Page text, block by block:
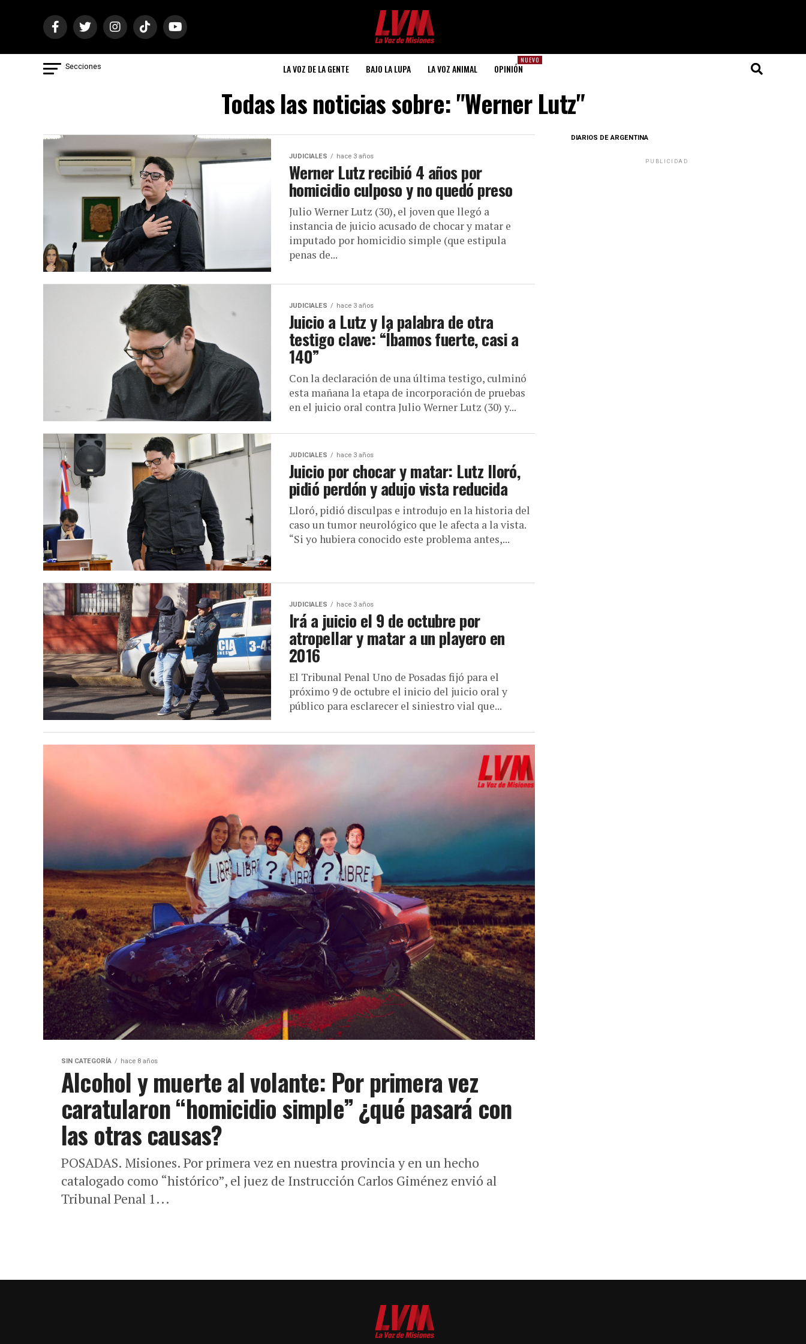
Secciones LA VOZ DE LA GENTE BAJO LA LUPA LA VOZ ANIMAL
NUEVO
OPINIÓN
Todas las noticias sobre: "Werner Lutz"
JUDICIALES hace 3 años
Werner Lutz recibió 4 años por
homicidio culposo y no quedó preso
Julio Werner Lutz (30), el joven que llegó a
instancia de juicio acusado de chocar y matar e
imputado por homicidio simple (que estipula
penas de...
JUDICIALES hace 3 años
Juicio a Lutz y la palabra de otra
testigo clave: “Íbamos fuerte, casi a
140”
Con la declaración de una última testigo, culminó
esta mañana la etapa de incorporación de pruebas
en el juicio oral contra Julio Werner Lutz (30) y...
JUDICIALES hace 3 años
Juicio por chocar y matar: Lutz lloró,
pidió perdón y adujo vista reducida
Lloró, pidió disculpas e introdujo en la historia del
caso un tumor neurológico que le afecta a la vista.
“Si yo hubiera conocido este problema antes,...
JUDICIALES hace 3 años
Irá a juicio el 9 de octubre por
atropellar y matar a un playero en
2016
El Tribunal Penal Uno de Posadas fijó para el
próximo 9 de octubre el inicio del juicio oral y
público para esclarecer el siniestro vial que...
SIN CATEGORÍA hace 8 años
Alcohol y muerte al volante: Por primera vez
caratularon “homicidio simple” ¿qué pasará con
las otras causas?
POSADAS. Misiones. Por primera vez en nuestra provincia y en un hecho
catalogado como “histórico”, el juez de Instrucción Carlos Giménez envió al
Tribunal Penal 1...
DIARIOS DE ARGENTINA
PUBLICIDAD